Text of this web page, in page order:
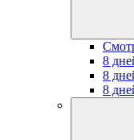
8
8
8